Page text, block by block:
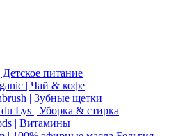
питание
| Чай & кофе
| Зубные щетки
Lys | Уборка & стирка
| Витамины